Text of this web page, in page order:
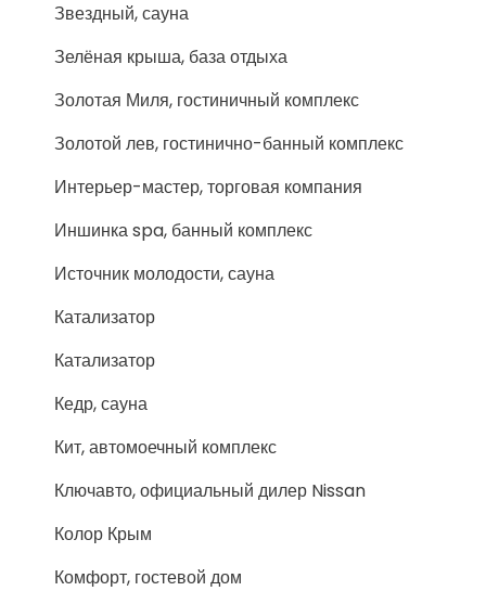
Звездный, сауна
Зелёная крыша, база отдыха
Золотая Миля, гостиничный комплекс
Золотой лев, гостинично-банный комплекс
Интерьер-мастер, торговая компания
Иншинка spa, банный комплекс
Источник молодости, сауна
Катализатор
Катализатор
Кедр, сауна
Кит, автомоечный комплекс
Ключавто, официальный дилер Nissan
Колор Крым
Комфорт, гостевой дом